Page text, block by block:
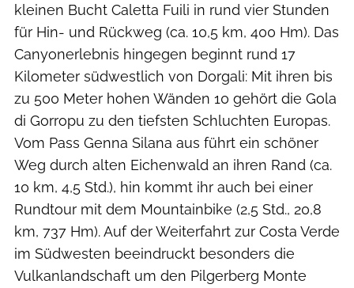
kleinen Bucht Caletta Fuili in rund vier Stunden
für Hin- und Rückweg (ca. 10,5 km, 400 Hm). Das
Canyonerlebnis hingegen beginnt rund 17
Kilometer südwestlich von Dorgali: Mit ihren bis
zu 500 Meter hohen Wänden 10 gehört die Gola
di Gorropu zu den tiefsten Schluchten Europas.
Vom Pass Genna Silana aus führt ein schöner
Weg durch alten Eichenwald an ihren Rand (ca.
10 km, 4,5 Std.), hin kommt ihr auch bei einer
Rundtour mit dem Mountainbike (2,5 Std., 20,8
km, 737 Hm). Auf der Weiterfahrt zur Costa Verde
im Südwesten beeindruckt besonders die
Vulkanlandschaft um den Pilgerberg Monte